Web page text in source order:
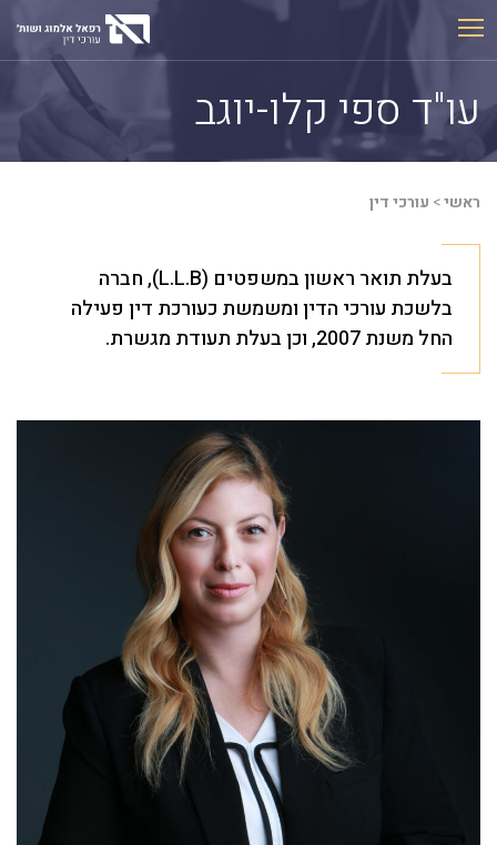
Skip
to
content
עו"ד ספי קלו-יוגב
ראשי> עורכי דין
בעלת תואר ראשון במשפטים (L.L.B), חברה
בלשכת עורכי הדין ומשמשת כעורכת דין פעילה
החל משנת 2007, וכן בעלת תעודת מגשרת.